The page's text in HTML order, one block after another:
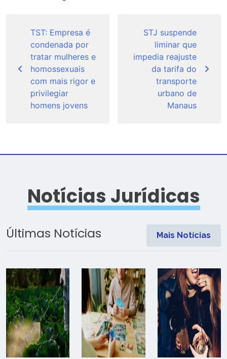
Post
TST: Empresa é
condenada por
tratar mulheres e
homossexuais
com mais rigor e
privilegiar
homens jovens
STJ suspende
liminar que
impedia reajuste
da tarifa do
transporte
urbano de
Manaus
Notícias Jurídicas
Últimas Notícias Mais Notícias